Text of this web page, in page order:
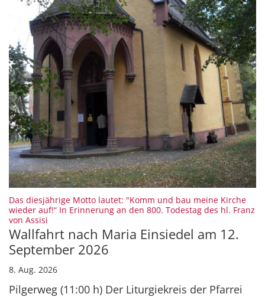
Das diesjährige Motto lautet: "Komm und bau meine Kirche
wieder auf!“ In Erinnerung an den 800. Todestag des hl. Franz
von Assisi
Wallfahrt nach Maria Einsiedel am 12.
September 2026
8. Aug. 2026
Pilgerweg (11:00 h) Der Liturgiekreis der Pfarrei